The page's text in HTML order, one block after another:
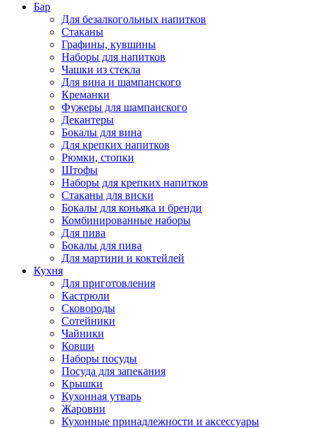
Бар
Для безалкогольных напитков
Стаканы
Графины, кувшины
Наборы для напитков
Чашки из стекла
Для вина и шампанского
Креманки
Фужеры для шампанского
Декантеры
Бокалы для вина
Для крепких напитков
Рюмки, стопки
Штофы
Наборы для крепких напитков
Стаканы для виски
Бокалы для коньяка и бренди
Комбинированные наборы
Для пива
Бокалы для пива
Для мартини и коктейлей
Кухня
Для приготовления
Кастрюли
Сковороды
Сотейники
Чайники
Ковши
Наборы посуды
Посуда для запекания
Крышки
Кухонная утварь
Жаровни
Кухонные принадлежности и аксессуары